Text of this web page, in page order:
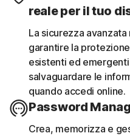
reale per il tuo
La sicurezza
garantire la
esistenti ed
salvaguardare le
quando accedi online.
Password
Crea, memorizza e